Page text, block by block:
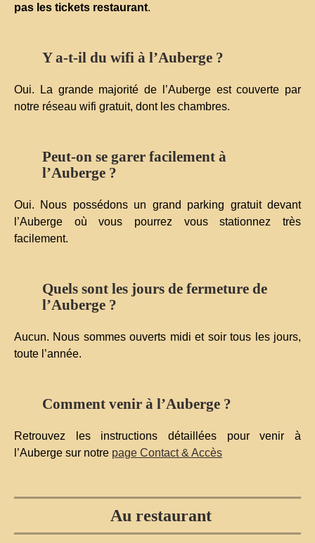
pas les tickets restaurant.
Y a-t-il du wifi à l’Auberge ?
Oui. La grande majorité de l’Auberge est couverte par
notre réseau wifi gratuit, dont les chambres.
Peut-on se garer facilement à
l’Auberge ?
Oui. Nous possédons un grand parking gratuit devant
l’Auberge où vous pourrez vous stationnez très
facilement.
Quels sont les jours de fermeture de
l’Auberge ?
Aucun. Nous sommes ouverts midi et soir tous les jours,
toute l’année.
Comment venir à l’Auberge ?
Retrouvez les instructions détaillées pour venir à
l’Auberge sur notre page Contact & Accès
Au restaurant